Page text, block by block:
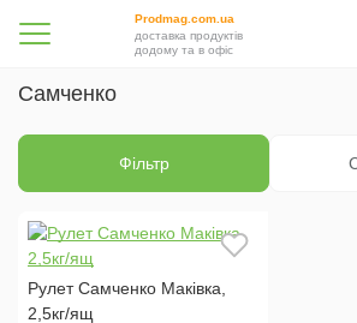
Prodmag.com.ua
доставка продуктів
додому та в офіс
Самченко
Фільтр
Рулет Самченко Маківка,
2,5кг/ящ